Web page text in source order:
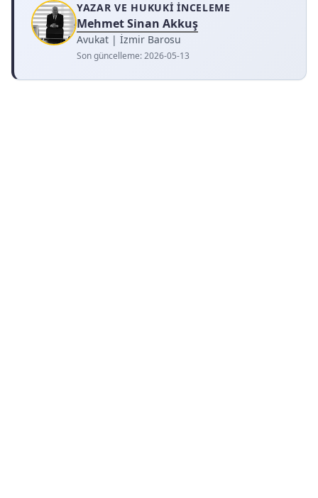
YAZAR VE HUKUKI İNCELEME
Mehmet Sinan Akkuş
Avukat | İzmir Barosu
Son güncelleme:2026-05-13